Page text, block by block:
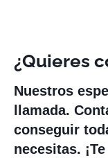
¿Quieres
Nuestros
llamada.
conseguir
necesitas.